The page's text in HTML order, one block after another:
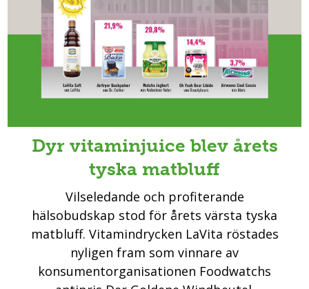
Dyr vitaminjuice blev årets
tyska matbluff
Vilseledande och profiterande
hälsobudskap stod för årets värsta tyska
matbluff. Vitamindrycken LaVita röstades
nyligen fram som vinnare av
konsumentorganisationen Foodwatchs